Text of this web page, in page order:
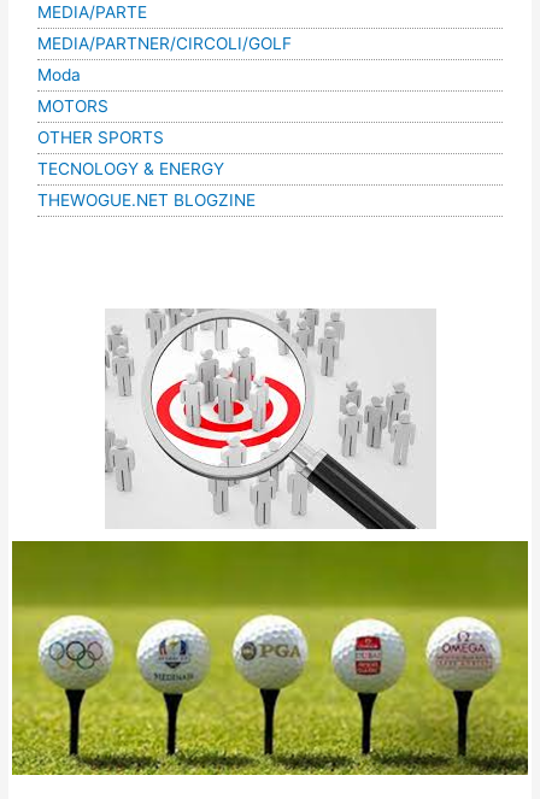
MEDIA/PARTE
MEDIA/PARTNER/CIRCOLI/GOLF
Moda
MOTORS
OTHER SPORTS
TECNOLOGY & ENERGY
THEWOGUE.NET BLOGZINE